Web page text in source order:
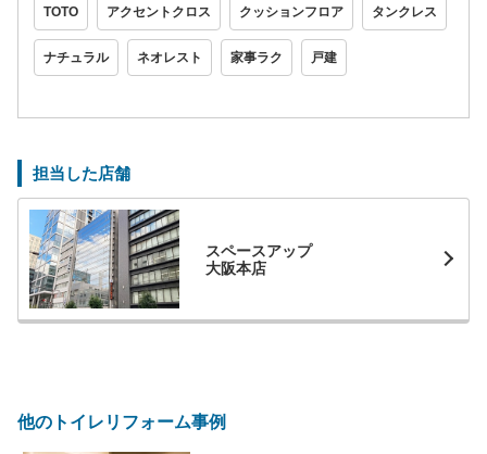
TOTO アクセントクロス クッションフロア タンクレス
ナチュラル ネオレスト 家事ラク 戸建
担当した店舗
スペースアップ
大阪本店
他のトイレリフォーム事例